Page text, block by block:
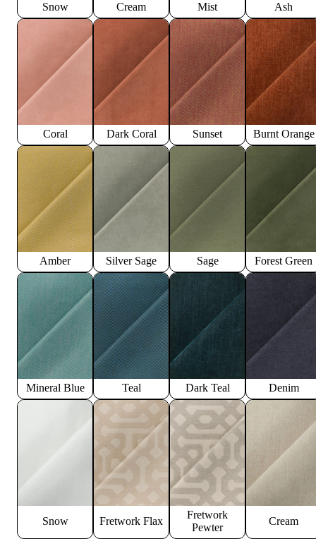
Snow Cream Mist Ash
Coral Dark Coral Sunset Burnt Orange
Amber Silver Sage Sage Forest Green
Mineral Blue Teal Dark Teal Denim
Snow Fretwork Flax
Fretwork
Pewter
Cream